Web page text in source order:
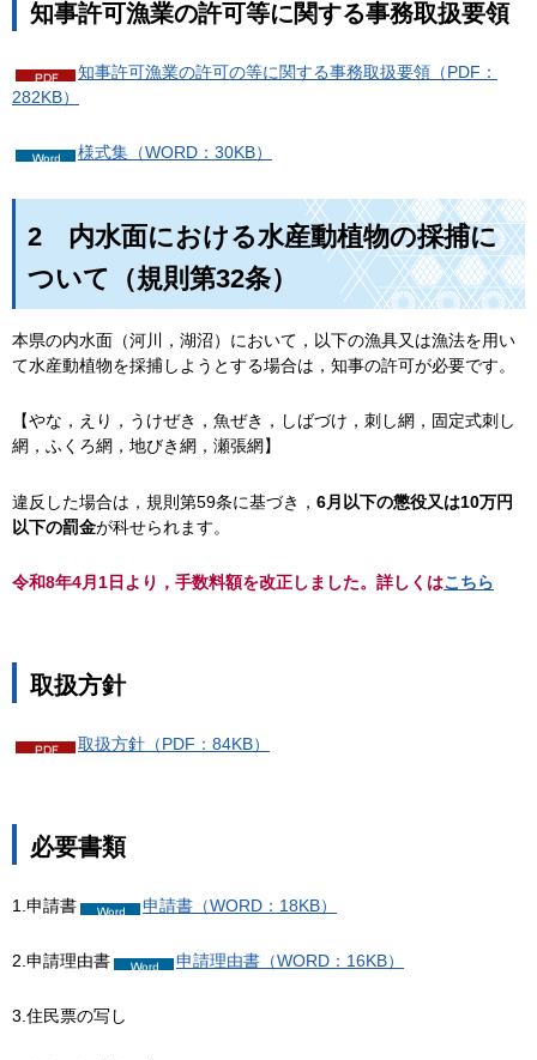
知事許可漁業の許可等に関する事務取扱要領
知事許可漁業の許可の等に関する事務取扱要領（PDF：
282KB）
様式集（WORD：30KB）
2
内水面における水産動植物の採捕に
ついて（規則第32条）
本県の内水面（河川，湖沼）において，以下の漁具又は漁法を用い
て水産動植物を採捕しようとする場合は，知事の許可が必要です。
【やな，えり，うけぜき，魚ぜき，しばづけ，刺し網，固定式刺し
網，ふくろ網，地びき網，瀬張網】
違反した場合は，規則第59条に基づき， 6月以下の懲役又は10万円
以下の罰金が科せられます。
令和8年4月1日より，手数料額を改正しました。詳しくはこちら
取扱方針
取扱方針（PDF：84KB）
必要書類
1.申請書 申請書（WORD：18KB）
2.申請理由書 申請理由書（WORD：16KB）
3.住民票の写し